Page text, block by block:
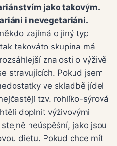
jako takovým.
i nevegetariáni.
zajímá o jiný typ
takováto skupina má
znalosti o výživě
stravujících. Pokud jsem
ve skladbě jídel
tzv. rohlíko-sýrová
doplnit výživovými
neúspěšní, jako jsou
dietu. Pokud chce mít